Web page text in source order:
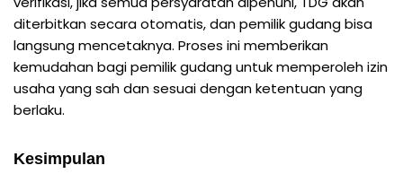
diterbitkan secara otomatis, dan pemilik gudang bisa
langsung mencetaknya. Proses ini memberikan
kemudahan bagi pemilik gudang untuk memperoleh izin
usaha yang sah dan sesuai dengan ketentuan yang
berlaku.
Kesimpulan